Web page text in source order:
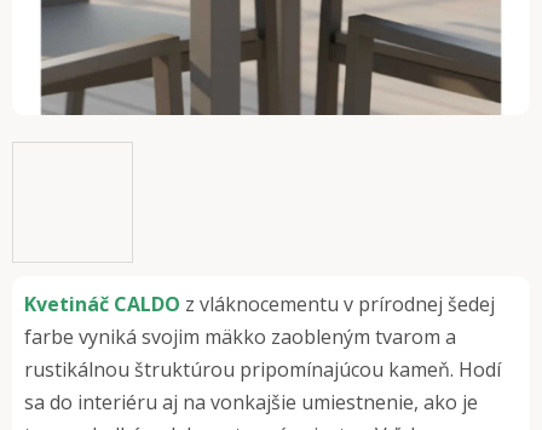
Kvetináč CALDO z vláknocementu v prírodnej šedej
farbe vyniká svojim mäkko zaobleným tvarom a
rustikálnou štruktúrou pripomínajúcou kameň. Hodí
sa do interiéru aj na vonkajšie umiestnenie, ako je